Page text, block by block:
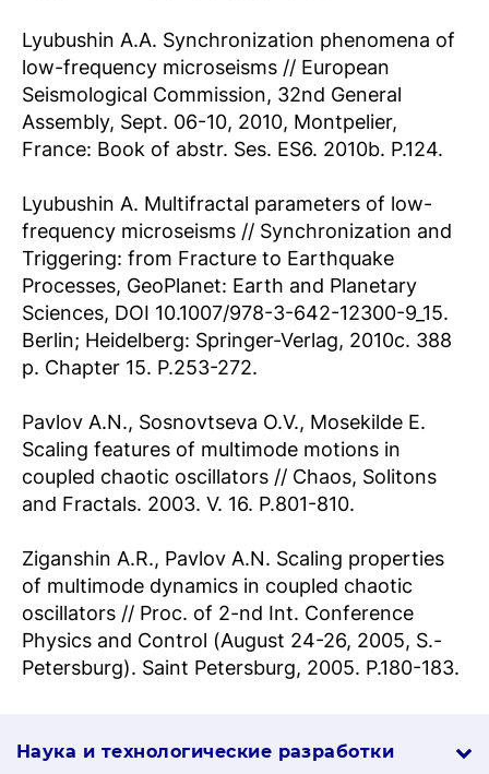
Lyubushin A.A. Synchronization phenomena of
low-frequency microseisms // European
Seismological Commission, 32nd General
Assembly, Sept. 06-10, 2010, Montpelier,
France: Book of abstr. Ses. ES6. 2010b. P.124.
Lyubushin A. Multifractal parameters of low-
frequency microseisms // Synchronization and
Triggering: from Fracture to Earthquake
Processes, GeoPlanet: Earth and Planetary
Sciences, DOI 10.1007/978-3-642-12300-9_15.
Berlin; Heidelberg: Springer-Verlag, 2010c. 388
p. Chapter 15. P.253-272.
Pavlov A.N., Sosnovtseva O.V., Mosekilde E.
Scaling features of multimode motions in
coupled chaotic oscillators // Chaos, Solitons
and Fractals. 2003. V. 16. P.801-810.
Ziganshin A.R., Pavlov A.N. Scaling properties
of multimode dynamics in coupled chaotic
oscillators // Proc. of 2-nd Int. Conference
Physics and Control (August 24-26, 2005, S.-
Petersburg). Saint Petersburg, 2005. Р.180-183.
Наука и технологические разработки